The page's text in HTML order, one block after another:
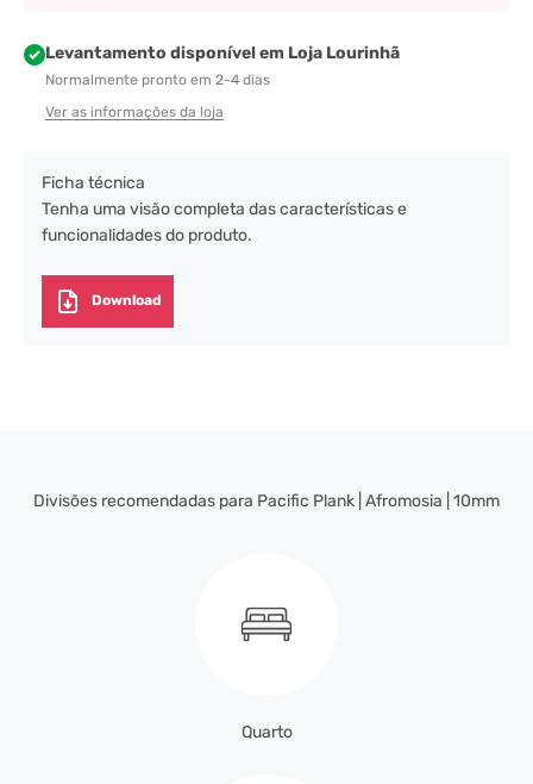
Levantamento disponível em Loja Lourinhã
Normalmente pronto em 2-4 dias
Ver as informações da loja
Ficha técnica
Tenha uma visão completa das características e
funcionalidades do produto.
Download
Divisões recomendadas para Pacific Plank | Afromosia | 10mm
Quarto